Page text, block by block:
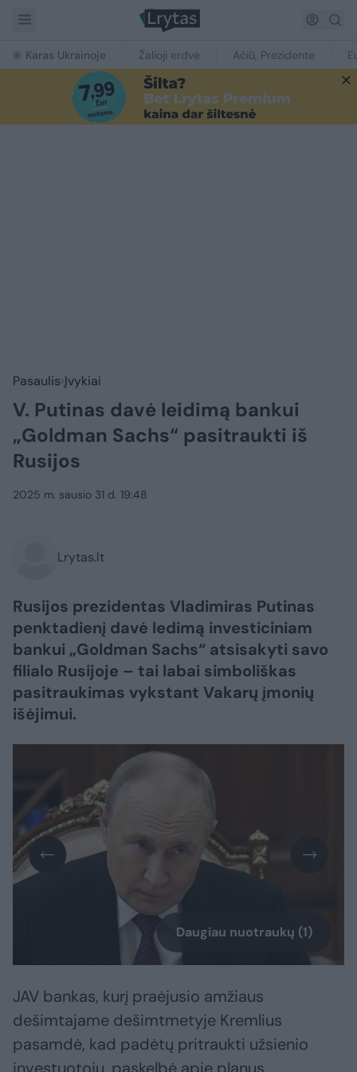
Karas Ukrainoje Žalioji erdvė Ačiū, Prezidente
Pasaulis Įvykiai
V. Putinas davė leidimą bankui
„Goldman Sachs“ pasitraukti iš
Rusijos
2025 m. sausio 31 d. 19:48
Lrytas.lt
Rusijos prezidentas Vladimiras Putinas
penktadienį davė ledimą investiciniam
bankui „Goldman Sachs“ atsisakyti savo
filialo Rusijoje – tai labai simboliškas
pasitraukimas vykstant Vakarų įmonių
išėjimui.
Daugiau nuotraukų (1)
JAV bankas, kurį praėjusio amžiaus
dešimtajame dešimtmetyje Kremlius
pasamdė, kad padėtų pritraukti užsienio